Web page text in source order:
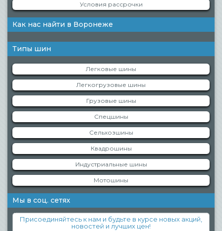
Условия рассрочки
Как нас найти в Воронеже
Типы шин
Легковые шины
Легкогрузовые шины
Грузовые шины
Спецшины
Сельхозшины
Квадрошины
Индустриальные шины
Мотошины
Мы в соц. сетях
Присоединяйтесь к нам и будьте в курсе новых акций,
новостей и лучших цен!